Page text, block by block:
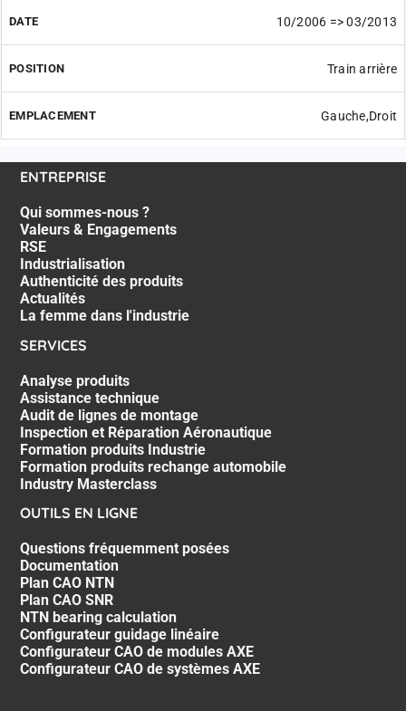
10/2006 => 03/2013
Train arrière
Gauche,Droit
ENTREPRISE
Qui sommes-nous ?
Valeurs & Engagements
RSE
Industrialisation
Authenticité des produits
Actualités
La femme dans l'industrie
SERVICES
Analyse produits
Assistance technique
Audit de lignes de montage
Inspection et Réparation Aéronautique
Formation produits Industrie
Formation produits rechange automobile
Industry Masterclass
OUTILS EN LIGNE
Questions fréquemment posées
Documentation
Plan CAO NTN
Plan CAO SNR
NTN bearing calculation
Configurateur guidage linéaire
Configurateur CAO de modules AXE
Configurateur CAO de systèmes AXE